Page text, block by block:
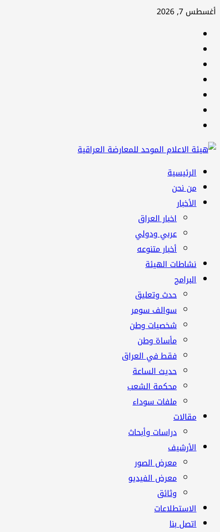
تخطي
أغسطس 7, 2026
القائمة
الرئيسية
الرئيسية
من نحن
الأخبار
اخبار العراق
عربي ودولي
أخبار متنوعه
نشاطات الهيئة
البرامج
حدث وتعليق
سوالف سومر
شخصيات وطن
مأساة وطن
فقط في العراق
حديث الساعة
محكمة الشعب
ملفات سوداء
مقالات
دراسات وأبحاث
الأرشيف
معرض الصور
معرض الفيديو
وثائق
الاستطلاعات
اتصل بنا